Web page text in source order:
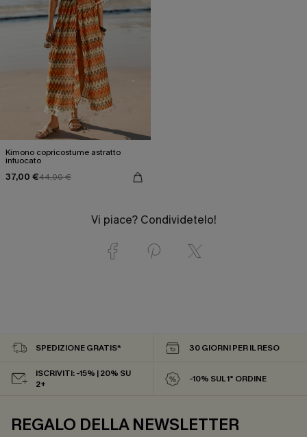
Kimono copricostume astratto
infuocato
37,00 €44,00 €
Vi piace? Condividetelo!
SPEDIZIONE GRATIS* 30 GIORNI PER IL RESO
ISCRIVITI: -15% | 20% SU
2+
-10% SUL 1° ORDINE
REGALO DELLA NEWSLETTER